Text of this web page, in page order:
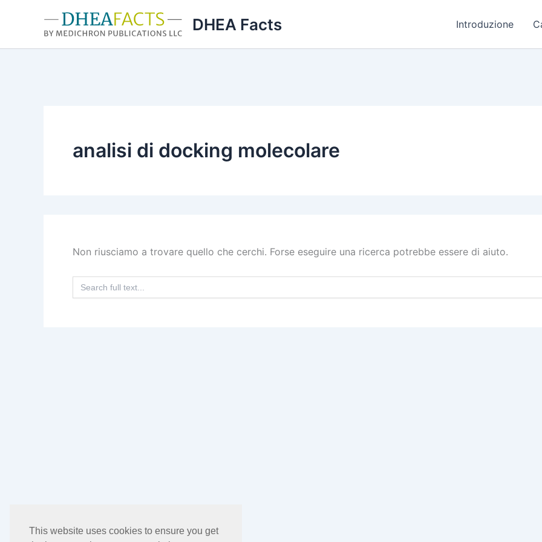
This website uses cookies to ensure you get
contenuto
DHEA Facts Introduzione
analisi di docking molecolare
Non riusciamo a trovare quello che cerchi. Forse eseguire una ricerca potrebbe essere di aiuto.
Search
for: